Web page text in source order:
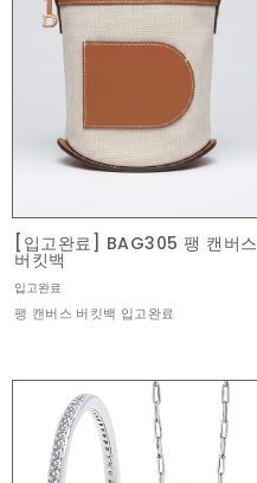
[입고완료] BAG305 팽 캔버스
버킷백
입고완료
팽 캔버스 버킷백 입고완료